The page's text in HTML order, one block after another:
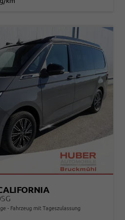
Fahrzeug mit Tageszulassung